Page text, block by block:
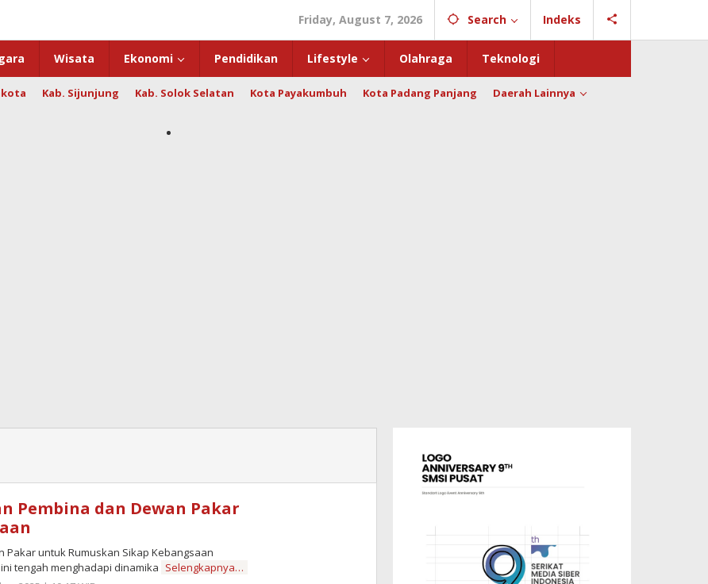
Friday, August 7, 2026 Search Indeks
Wisata Ekonomi Pendidikan Lifestyle Olahraga Teknologi
Kab. Sijunjung Kab. Solok Selatan Kota Payakumbuh Kota Padang Panjang Daerah Lainnya
Pembina dan Dewan Pakar
Pakar untuk Rumuskan Sikap Kebangsaan
ini tengah menghadapi dinamika Selengkapnya…